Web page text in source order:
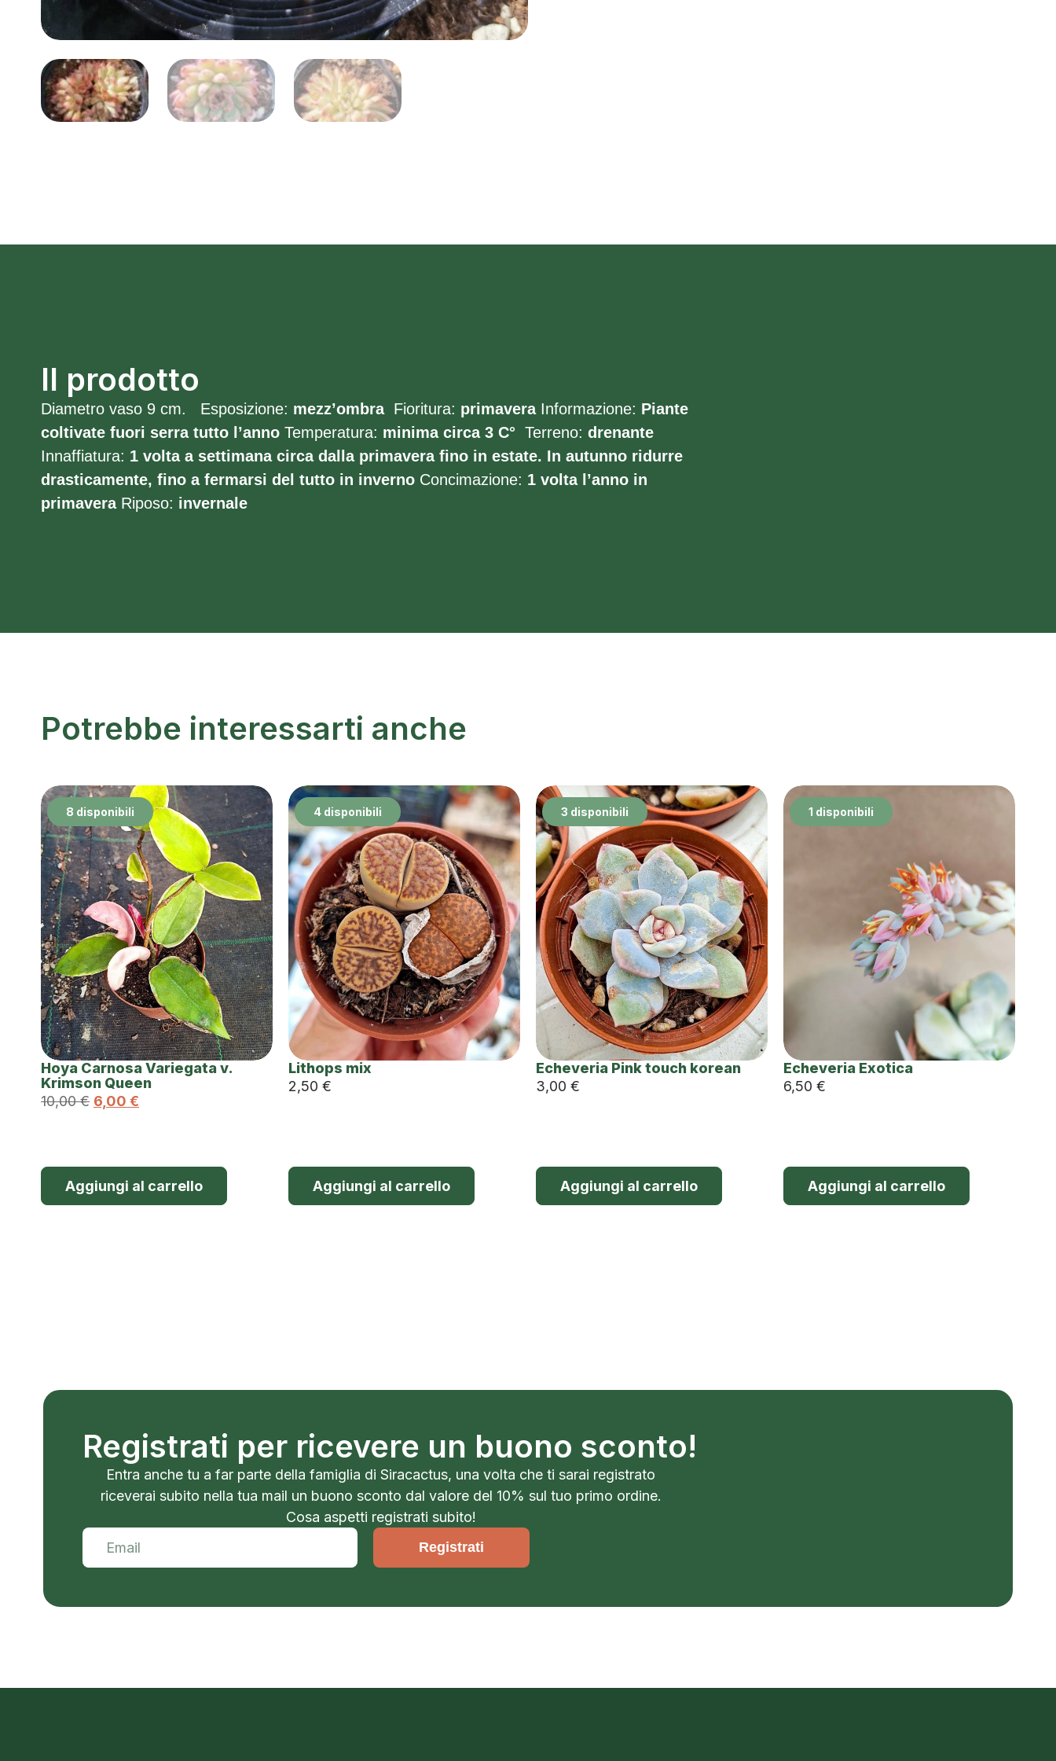
Il prodotto
Diametro vaso 9 cm. Esposizione: mezz’ombra Fioritura: primaveraInformazione: Piante
coltivate fuori serra tutto l’anno Temperatura: minima circa 3 C° Terreno: drenante
Innaffiatura: 1 volta a settimana circa dalla primavera fino in estate. In autunno ridurre
drasticamente, fino a fermarsi del tutto in inverno Concimazione: 1 volta l’anno in
primaveraRiposo: invernale
Potrebbe interessarti anche
8 disponibili
Hoya Carnosa Variegata v.
Krimson Queen
10,00€ 6,00 €
Aggiungi al carrello
4 disponibili
Lithops mix
2,50 €
Aggiungi al carrello
3 disponibili
Echeveria Pink touch korean
3,00 €
Aggiungi al carrello
1 disponibili
Echeveria Exotica
6,50 €
Aggiungi al carrello
Registrati per ricevere un buono sconto!
Entra anche tu a far parte della famiglia di Siracactus, una volta che ti sarai registrato
riceverai subito nella tua mail un buono sconto dal valore del 10% sul tuo primo ordine.
Cosa aspetti registrati subito!
Registrati